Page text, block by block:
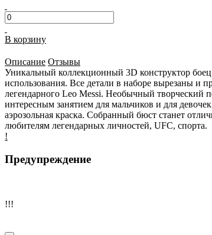
В корзину
Описание Отзывы
Уникальный коллекционный 3D конструктор
использования. Все детали в наборе вырезаны и
легендарного Leo Messi. Необычный творческий
интересным занятием для мальчиков и для
аэрозольная краска. Собранный бюст станет
любителям легендарных личностей, UFC, спорта.
!
Предупреждение
!!!